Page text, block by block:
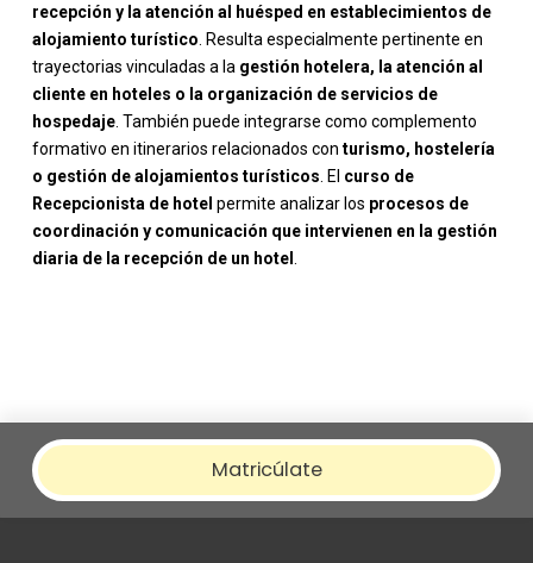
recepción y la atención al huésped en establecimientos de
alojamiento turístico . Resulta especialmente pertinente en
trayectorias vinculadas a la gestión hotelera, la atención al
cliente en hoteles o la organización de servicios de
hospedaje. También puede integrarse como complemento
formativo en itinerarios relacionados con turismo, hostelería
o gestión de alojamientos turísticos . El curso de
Recepcionista de hotel permite analizar los procesos de
coordinación y comunicación que intervienen en la gestión
diaria de la recepción de un hotel
Matricúlate